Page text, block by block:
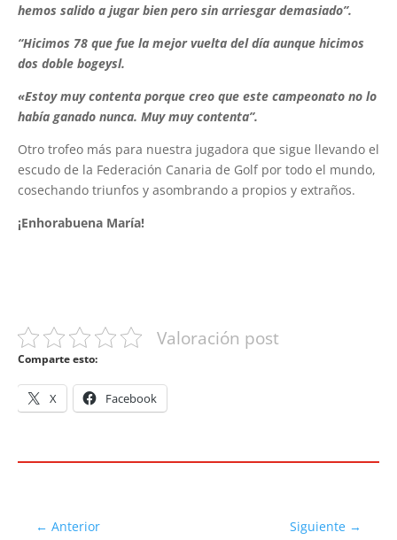
hemos salido a jugar bien pero sin arriesgar demasiado”.
“Hicimos 78 que fue la mejor vuelta del día aunque hicimos
dos doble bogeysl.
«Estoy muy contenta porque creo que este campeonato no lo
había ganado nunca. Muy muy contenta”.
Otro trofeo más para nuestra jugadora que sigue llevando el
escudo de la Federación Canaria de Golf por todo el mundo,
cosechando triunfos y asombrando a propios y extraños.
¡Enhorabuena María!
Valoración post
Comparte esto:
X Facebook
←Anterior Siguiente→